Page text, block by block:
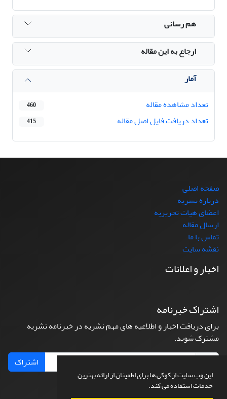
این وب سایت از کوکی ها برای اطمینان از ارائه بهترین
خدمات استفاده می کند.
هم رسانی
ارجاع به این مقاله
آمار
تعداد مشاهده مقاله
460
تعداد دریافت فایل اصل مقاله 415
صفحه اصلی
درباره نشریه
اعضای هیات تحریریه
ارسال مقاله
تماس با ما
نقشه سایت
اخبار و اعلانات
اشتراک خبرنامه
برای دریافت اخبار و اطلاعیه های مهم نشریه در خبرنامه نشریه
مشترک شوید.
اشتراک